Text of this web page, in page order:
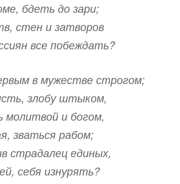
бдеть до зари;
стен и затворов
все побеждать?
в мужестве строгом;
злобу штыком,
молитвой и богом,
зваться рабом;
страдалец единых,
себя изнурять?